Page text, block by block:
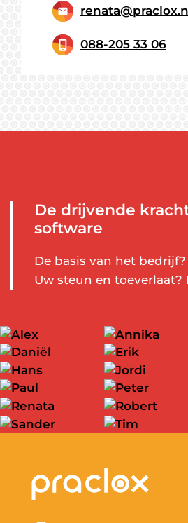
088-205 33 06
De drijvende
software
De basis van het
Uw steun en toeverlaat?
Alex
Profiel
Annika
Profiel
Daniël
Profiel
Erik
Profiel
Hans Jordi
Paul Peter
Profiel Profiel
Sander
Profiel
Tim